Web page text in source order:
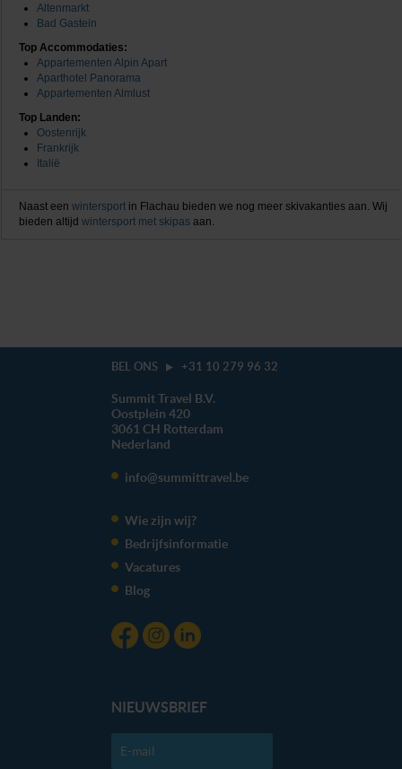
Altenmarkt
Bad Gastein
Top Accommodaties:
Appartementen Alpin Apart
Aparthotel Panorama
Appartementen Almlust
Top Landen:
Oostenrijk
Frankrijk
Italië
Naast een wintersport in Flachau bieden we nog meer skivakanties aan. Wij
bieden altijd wintersport met skipas aan.
BEL ONS +31 10 279 96 32
Summit Travel B.V.
Oostplein 420
3061 CH Rotterdam
Nederland
info@summittravel.be
Wie zijn wij?
Bedrijfsinformatie
Vacatures
Blog
NIEUWSBRIEF